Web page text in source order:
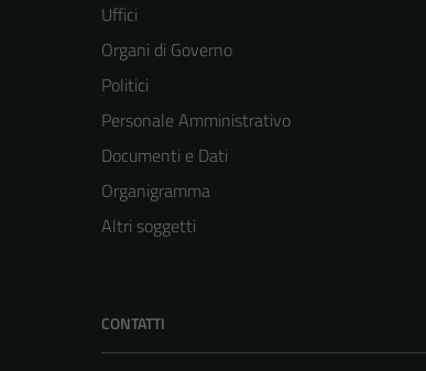
Uffici
Organi di Governo
Politici
Personale Amministrativo
Documenti e Dati
Organigramma
Altri soggetti
CONTATTI